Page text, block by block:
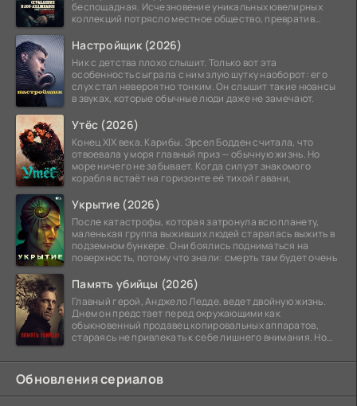
беспощадная. Исчезновение уникальных ювелирных
коллекций потрясло местное общество, превратив
Настройщик (2026)
Ник с детства плохо слышит. Только вот эта
особенность сыграла с ним злую шутку наоборот: его
слух стал невероятно тонким. Он слышит такие нюансы
в звуках, которые обычные люди даже не замечают.
Утёс (2026)
Конец XIX века. Карибы. Эрсел Бодден считала, что
отвоевала у моря главный приз — обычную жизнь. Но
море ничего не забывает. Когда силуэт знакомого
корабля встаёт на горизонте её тихой гавани,
Укрытие (2026)
После катастрофы, которая затронула всю планету,
маленькая группа выживших людей старалась выжить в
подземном бункере. Они боялись подниматься на
поверхность, потому что знали: смерть там будет очень
Память убийцы (2026)
Главный герой, Анджело Ледде, ведет двойную жизнь.
Днем он предстает перед окружающими как
обыкновенный продавец копировальных аппаратов,
стараясь не привлекать к себе лишнего внимания. Но
Обновления сериалов